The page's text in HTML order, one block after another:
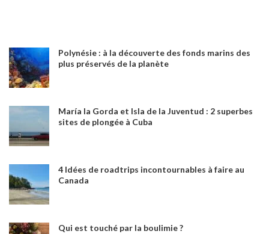
Polynésie : à la découverte des fonds marins des
plus préservés de la planète
María la Gorda et Isla de la Juventud : 2 superbes
sites de plongée à Cuba
4 Idées de roadtrips incontournables à faire au
Canada
Qui est touché par la boulimie ?